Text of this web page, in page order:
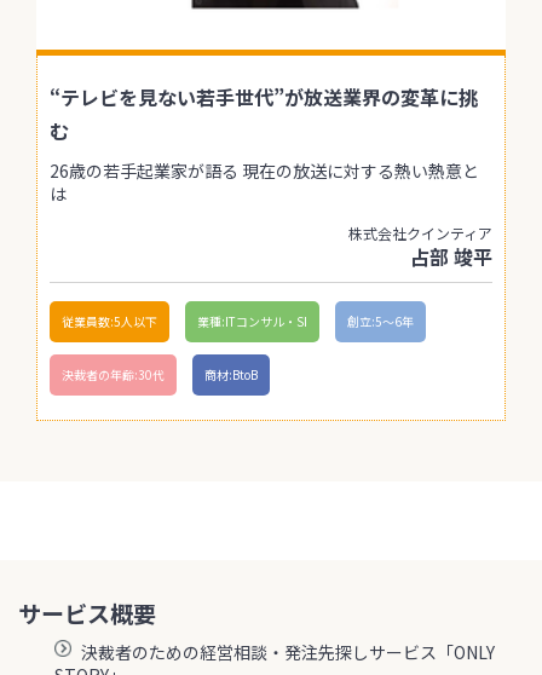
“テレビを見ない若手世代”が放送業界の変革に挑
む
26歳の若手起業家が語る 現在の放送に対する熱い熱意と
は
株式会社クインティア
占部 竣平
従業員数:5人以下 業種:ITコンサル・SI 創立:5〜6年
決裁者の年齢:30代 商材:BtoB
サービス概要
決裁者のための経営相談・発注先探しサービス「ONLY